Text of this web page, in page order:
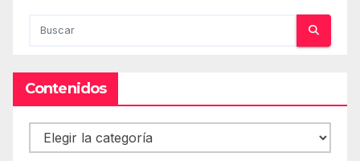
Contenidos
Contenidos